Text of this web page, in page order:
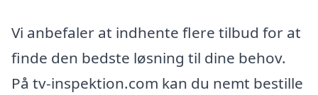
Vi anbefaler at indhente flere tilbud for at
finde den bedste løsning til dine behov.
På tv-inspektion.com kan du nemt bestille